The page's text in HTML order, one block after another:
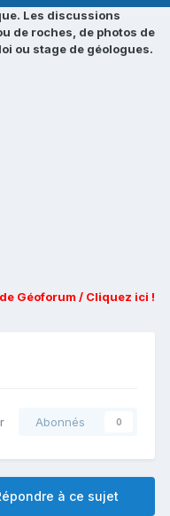
Les discussions
de roches, de photos de
ou stage de géologues.
Géoforum / Cliquez ici !
Abonnés 0
à ce sujet